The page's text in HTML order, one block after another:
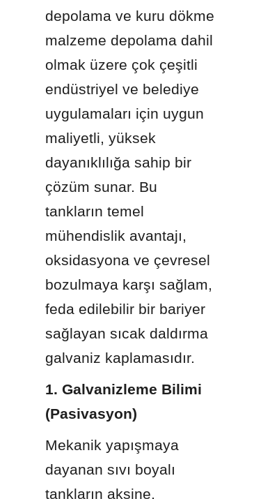
depolama ve kuru dökme
malzeme depolama dahil
olmak üzere çok çeşitli
endüstriyel ve belediye
uygulamaları için uygun
maliyetli, yüksek
dayanıklılığa sahip bir
çözüm sunar. Bu
tankların temel
mühendislik avantajı,
oksidasyona ve çevresel
bozulmaya karşı sağlam,
feda edilebilir bir bariyer
sağlayan sıcak daldırma
galvaniz kaplamasıdır.
1. Galvanizleme Bilimi
(Pasivasyon)
Mekanik yapışmaya
dayanan sıvı boyalı
tankların aksine,